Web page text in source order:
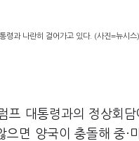
령과 나란히 걸어가고 있다. (사진=뉴시스)
프 대통령과의 정상회담
면 양국이 충돌해 중·